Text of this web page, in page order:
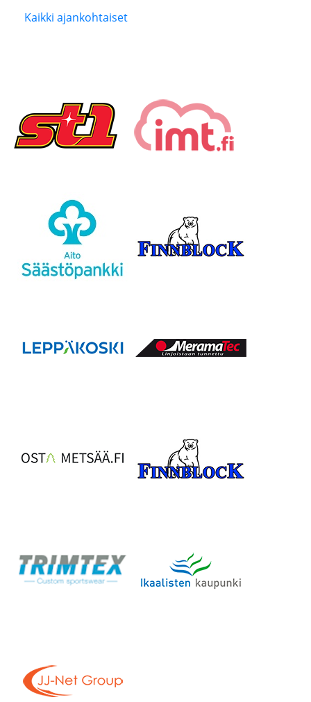
Kaikki ajankohtaiset